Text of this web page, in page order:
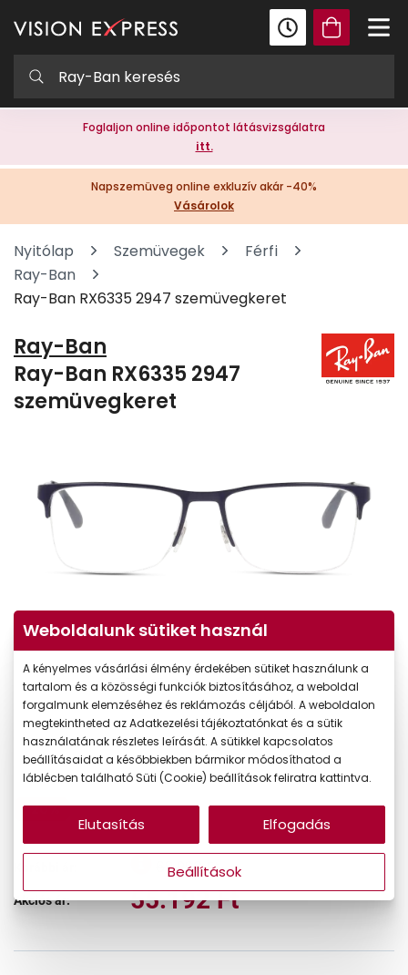
Foglaljon online időpontot látásvizsgálatra
itt.
Napszemüveg online exkluzív akár -40%
Vásárolok
Nyitólap Szemüvegek
Férfi
Ray-Ban
Ray-Ban RX6335 2947 szemüvegkeret
Ray-Ban
Ray-Ban RX6335 2947
szemüvegkeret
-20%
68.990 Ft
Akciós ár: 55.192 Ft
Weboldalunk sütiket használ
A kényelmes vásárlási élmény érdekében sütiket használunk a
tartalom és a közösségi funkciók biztosításához, a weboldal
forgalmunk elemzéséhez és reklámozás céljából. A weboldalon
megtekintheted az Adatkezelési tájékoztatónkat és a sütik
használatának részletes leírását. A sütikkel kapcsolatos
beállításaidat a későbbiekben bármikor módosíthatod a
láblécben található Süti (Cookie) beállítások feliratra kattintva.
Beállítások
Elutasítás Elfogadás